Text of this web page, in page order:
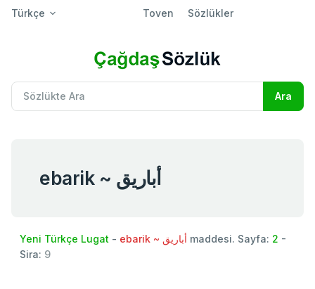
Türkçe Toven Sözlükler
ebarik ~ أباريق
Yeni Türkçe Lugat - ebarik ~ أباريق maddesi. Sayfa: 2 -
Sira: 9